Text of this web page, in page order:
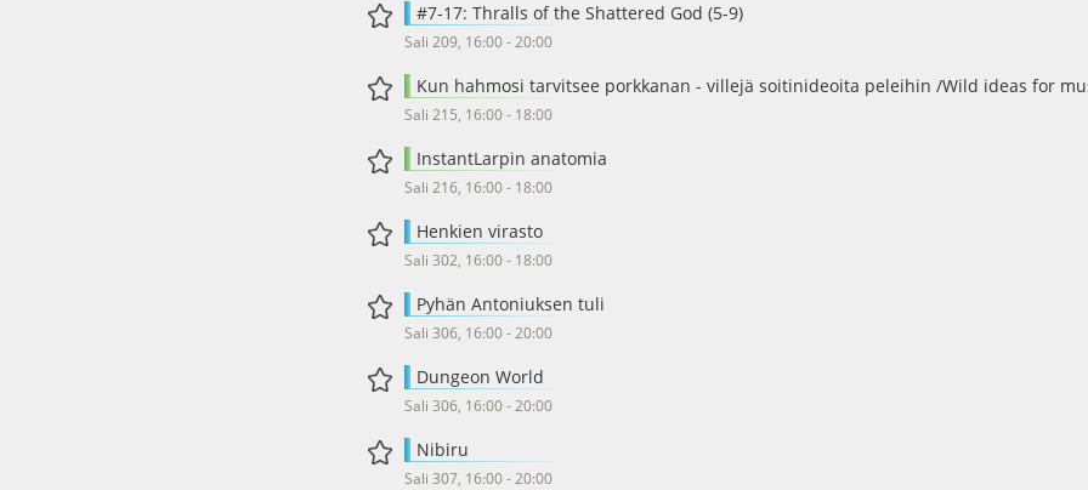
#7-17: Thralls of the Shattered God (5-9)
Sali 209, 16:00 - 20:00
Kun hahmosi tarvitsee porkkanan - villejä soitinideoita peleihin /Wild ideas for
Sali 215, 16:00 - 18:00
InstantLarpin anatomia
Sali 216, 16:00 - 18:00
Henkien virasto
Sali 302, 16:00 - 18:00
Pyhän Antoniuksen tuli
Sali 306, 16:00 - 20:00
Dungeon World
Sali 306, 16:00 - 20:00
Nibiru
Sali 307, 16:00 - 20:00